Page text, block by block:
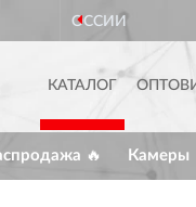
КАТАЛОГ
🔥 Камеры